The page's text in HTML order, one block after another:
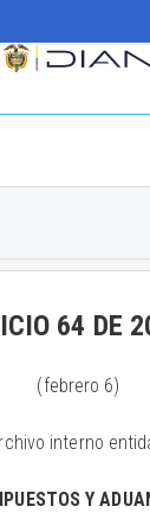
64 DE
(febrero 6)
interno
Y